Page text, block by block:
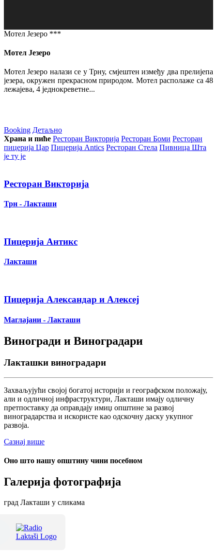
Мотел Језеро ***
Мотел Језеро
Мотел Језеро налази се у Трну, смјештен између два прелијепа
језера, окружен прекрасном природом. Мотел располаже са 48
лежајева, 4 једнокреветне...
Booking Детаљно
Храна и пиће Ресторан Викторија Ресторан Боми Ресторан
пицерија Цар Пицерија Аntics Ресторан Стела Пивница Шта
је ту је
Ресторан Викторија
Трн - Лакташи
Пицерија Антикс
Лакташи
Пицерија Александар и Алексеј
Маглајани - Лакташи
Виногради и Виноградари
Лакташки виноградари
Захваљујући својој богатој историји и географском положају,
али и одличној инфраструктури, Лакташи имају одличну
претпоставку да оправдају имиџ општине за развој
виноградарства и искористе као одскочну даску укупног
развоја.
Сазнај више
Оно што нашу општину чини посебном
Галерија фотографија
град Лакташи у сликама
Терме Лакташи